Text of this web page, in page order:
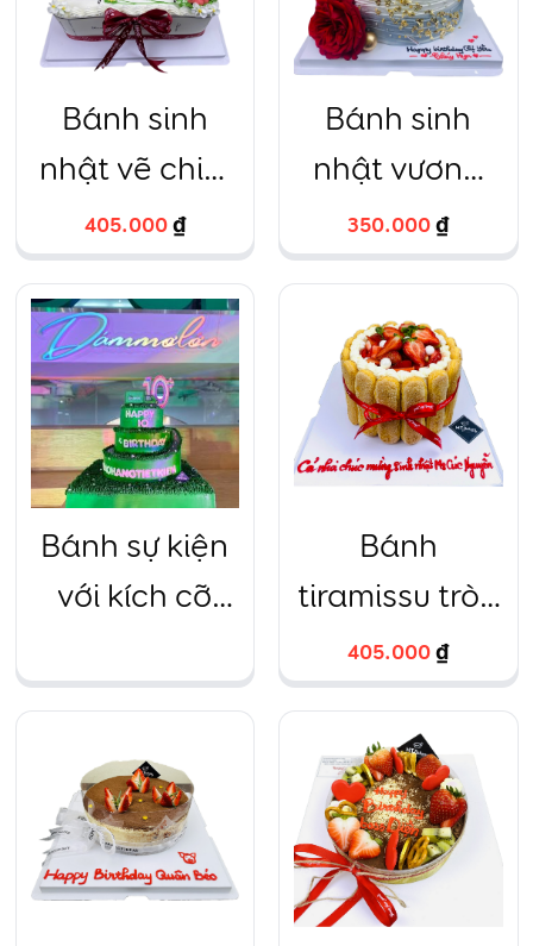
Bánh sinh
nhật vẽ chibi
vuông hoa 29
405.000₫
Bánh sinh
nhật vương
miện hoa
hồng đỏ sang
chảnh
350.000₫
Bánh sự kiện
với kích cỡ
khổng lồ
Bánh
tiramissu tròn
trang trí dâu
tây
405.000₫